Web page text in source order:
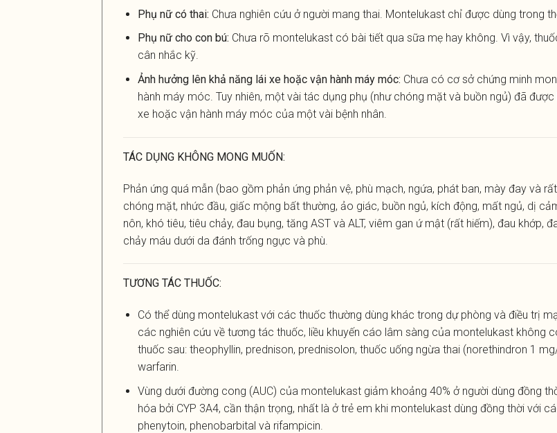
Phụ nữ có thai: Chưa nghiên cứu ở người mang thai. Montelukast chỉ được dùng trong
Phụ nữ cho con bú: Chưa rõ montelukast có bài tiết qua sữa mẹ hay không. Vì vậy,
cân nhắc kỹ.
Ảnh hưởng lên khả năng lái xe hoặc vận hành máy móc: Chưa có cơ sở chứng minh
hành máy móc. Tuy nhiên, một vài tác dụng phụ (như chóng mặt và buồn ngủ) đã
xe hoặc vận hành máy móc của một vài bệnh nhân.
TÁC DỤNG KHÔNG MONG MUỐN:
Phản ứng quá mẫn (bao gồm phản ứng phản vệ, phù mạch, ngứa, phát ban, mày đay và
chóng mặt, nhức đầu, giấc mộng bất thường, ảo giác, buồn ngủ, kích động, mất ngủ, dị
nôn, khó tiêu, tiêu chảy, đau bụng, tăng AST và ALT, viêm gan ứ mật (rất hiếm), đau
chảy máu dưới da đánh trống ngực và phù.
TƯƠNG TÁC THUỐC:
Có thể dùng montelukast với các thuốc thường dùng khác trong dự phòng và điều trị
các nghiên cứu về tương tác thuốc, liều khuyến cáo lâm sàng của montelukast không
thuốc sau: theophyllin, prednison, prednisolon, thuốc uống ngừa thai (norethindron 1
warfarin.
Vùng dưới đường cong (AUC) của montelukast giảm khoảng 40% ở người dùng đồng
hóa bởi CYP 3A4, cần thận trọng, nhất là ở trẻ em khi montelukast dùng đồng thời với
phenytoin, phenobarbital và rifampicin.